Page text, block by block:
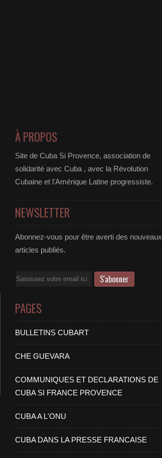
À PROPOS
Site de Cuba Si Provence, association de
solidarité avec Cuba , avec la Révolution
Cubaine et l'Amérique Latine progressiste.
NEWSLETTER
Abonnez-vous pour être averti des nouveaux
articles publiés.
Email
PAGES
BULLETINS CUBART
CHE GUEVARA
COMMUNIQUES ET DECLARATIONS DE
CUBA SI FRANCE PROVENCE
CUBA A L'ONU
CUBA DANS LA PRESSE FRANCAISE